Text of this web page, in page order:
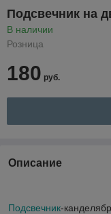
Подсвечник на
В наличии
Розница
180 руб.
Описание
Подсвечник-